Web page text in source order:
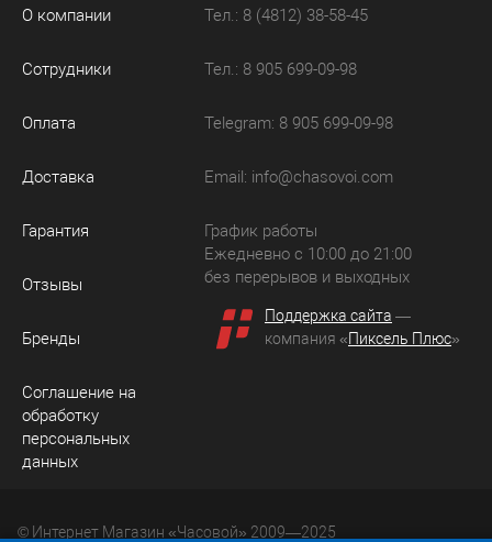
О компании
Сотрудники
Оплата
Доставка
Гарантия
Отзывы
Бренды
Соглашение на
обработку
персональных
данных
Тел.: 8 (4812) 38-58-45
Тел.: 8 905 699-09-98
Telegram: 8 905 699-09-98
Email: info@chasovoi.com
График работы
Ежедневно с 10:00 до 21:00
без перерывов и выходных
Поддержка сайта —
компания «Пиксель Плюс»
© Интернет Магазин «Часовой» 2009—2025